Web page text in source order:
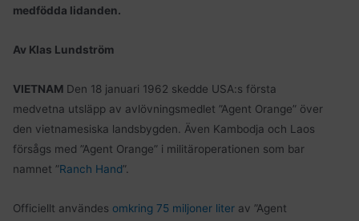
medfödda lidanden.
Av Klas Lundström
VIETNAM Den 18 januari 1962 skedde USA:s första
medvetna utsläpp av avlövningsmedlet ”Agent Orange” över
den vietnamesiska landsbygden. Även Kambodja och Laos
försågs med ”Agent Orange” i militäroperationen som bar
namnet ”Ranch Hand”.
Officiellt användes omkring 75 miljoner liter av ”Agent